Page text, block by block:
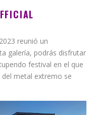
reunió un
galería, podrás disfrutar
festival en el que
metal extremo se